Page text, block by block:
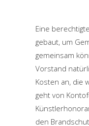
Eine
gebaut, um
gemeinsam
Vorstand
Kosten an, die
geht von
den